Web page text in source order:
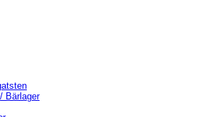
Bärlager